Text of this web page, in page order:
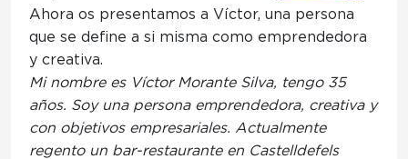
Maleta Enrrollable, un
proyecto de Víctor Morante
Ahora os presentamos a Víctor, una persona
que se define a si misma como emprendedora
y creativa.
Mi nombre es Víctor Morante Silva, tengo 35
años. Soy una persona emprendedora, creativa y
con objetivos empresariales. Actualmente
regento un bar-restaurante en Castelldefels